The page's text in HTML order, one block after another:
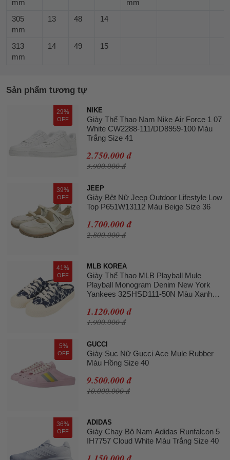
mm
mm
305
mm
13 48 14
313
mm
14 49 15
Sản phẩm tương tự
29%
OFF
NIKE
Giày Thể Thao Nam Nike Air Force 1 07
White CW2288-111/DD8959-100 Màu
Trắng Size 41
2.750.000 đ
3.900.000 đ
39%
OFF
JEEP
Giày Bệt Nữ Jeep Outdoor Lifestyle Low
Top P651W13112 Màu Beige Size 36
1.700.000 đ
2.800.000 đ
41%
OFF
MLB KOREA
Giày Thể Thao MLB Playball Mule
Playball Monogram Denim New York
Yankees 32SHSD111-50N Màu Xanh
1.120.000 đ
1.900.000 đ
5%
OFF
GUCCI
Giày Sục Nữ Gucci Ace Mule Rubber
Màu Hồng Size 40
9.500.000 đ
10.000.000 đ
36%
OFF
ADIDAS
Giày Chạy Bộ Nam Adidas Runfalcon 5
IH7757 Cloud White Màu Trắng Size 40